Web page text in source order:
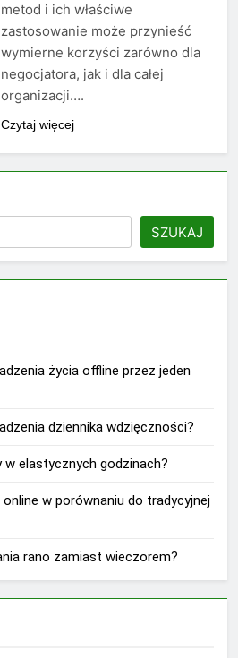
metod i ich właściwe
zastosowanie może przynieść
wymierne korzyści zarówno dla
negocjatora, jak i dla całej
organizacji….
Czytaj więcej
SZUKAJ
życia offline przez jeden
dziennika wdzięczności?
w elastycznych godzinach?
w porównaniu do tradycyjnej
rano zamiast wieczorem?